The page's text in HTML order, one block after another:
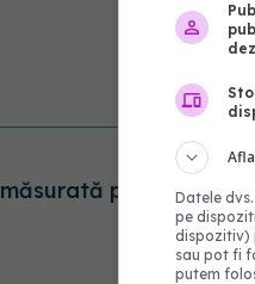
printr-un test
Datele
pe
dispozitiv)
sau pot fi
putem